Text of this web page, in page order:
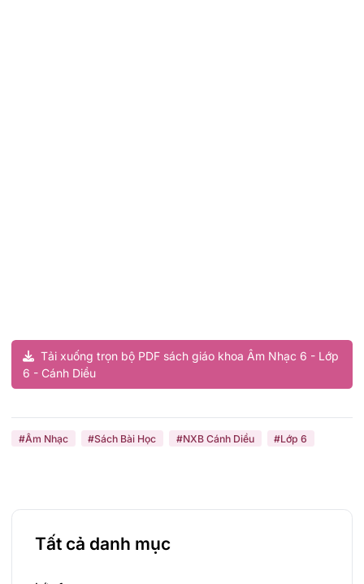
Tải xuống trọn bộ PDF sách giáo khoa Âm Nhạc 6 - Lớp
6 - Cánh Diều
#Âm Nhạc #Sách Bài Học #NXB Cánh Diều #Lớp 6
Tất cả danh mục